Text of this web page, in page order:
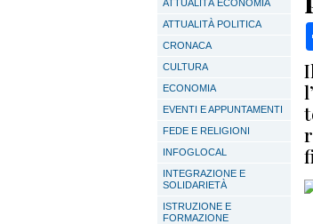
ATTUALITÀ ECONOMIA
ATTUALITÀ POLITICA
CRONACA
CULTURA
ECONOMIA
EVENTI E APPUNTAMENTI
FEDE E RELIGIONI
INFOGLOCAL
INTEGRAZIONE E
SOLIDARIETÀ
ISTRUZIONE E
FORMAZIONE